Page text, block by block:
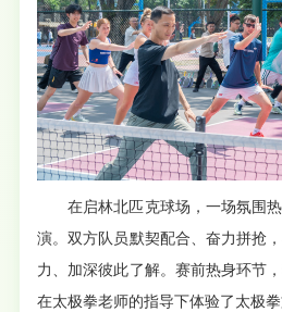
在启林北匹克球场，一场氛围
演。双方队员默契配合、奋力拼抢
力、加深彼此了解。赛前热身环节 ，
在太极拳老师的指导下体验了太极拳